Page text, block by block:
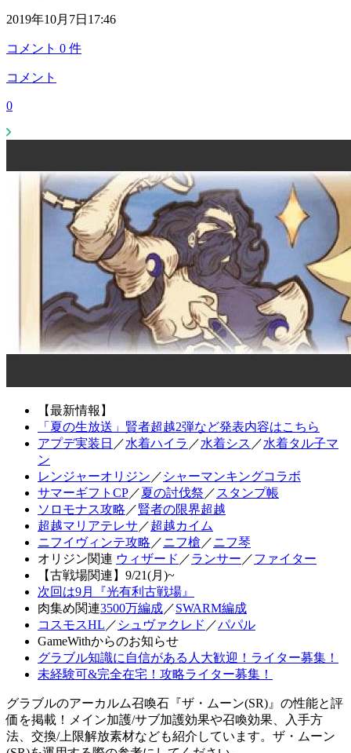
2019年10月7日17:46
コメント 0 件
コメント
0
【最新情報】
「夏の生放送」賢者超越2弾など発表内容はこちら
アプデ実装日 ／水着ハイラ ／水着シス ／水着タル子マ
ン
レンジャーオリジン ／ シャーマンキングコラボ
サマーギフトCP／夏の討伐祭 ／ スタンプ帳
ソロモナス攻略 ／賢者の限界超越
超越マリアテレサ ／超越カイム
ニフイヴィンテ攻略 ／ニフ槍 ／ニフ琴
オリジン関連 ウィザード ／ランサー ／ファイター
【古戦場関連】9/21(月)~
次回は9月『光有利古戦場』
肉集め関連3500万編成／SWARM編成
コスモスHL ／ シュヴァクレド ／パパル
GameWithからのお知らせ
グラブル知識に自信がある人大歓迎！ライター募集！
未経験可&完全在宅！攻略ライター募集！
グラブルのアーカルム召喚石『ザ・ムーン(SR)』の性能と評
価を掲載！メイン加護/サブ加護効果や召喚効果、入手方
法、交換/上限解放素材なども紹介しています。ザ・ムーン